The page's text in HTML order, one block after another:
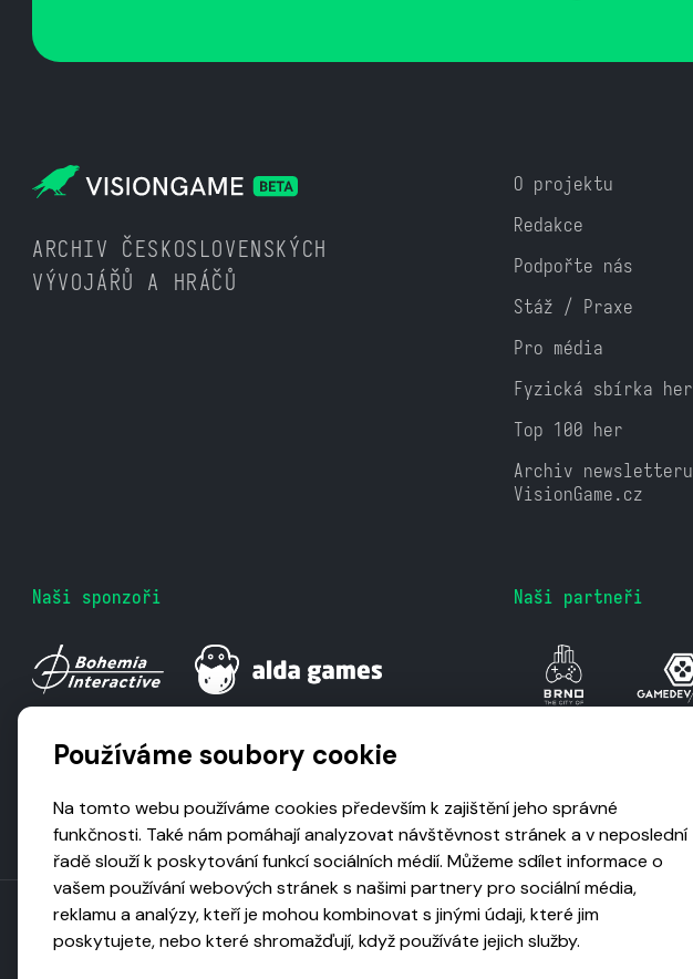
ARCHIV ČESKOSLOVENSKÝCH
VÝVOJÁŘŮ A HRÁČŮ
O projektu
Redakce
Podpořte nás
Stáž / Praxe
Pro média
Fyzická sbírka her
Top 100 her
Archiv newsletteru
VisionGame.cz
Naši sponzoři Naši partneři
Toto dílo podléhá licenci CC BY-NC-ND
Uveďte původ, neužívejte komerčně, nezpracovávejte.
Používáme soubory cookie
Na tomto webu používáme cookies především k zajištění jeho správné
funkčnosti. Také nám pomáhají analyzovat návštěvnost stránek a v neposlední
řadě slouží k poskytování funkcí sociálních médií. Můžeme sdílet informace o
vašem používání webových stránek s našimi partnery pro sociální média,
reklamu a analýzy, kteří je mohou kombinovat s jinými údaji, které jim
poskytujete, nebo které shromažďují, když používáte jejich služby.